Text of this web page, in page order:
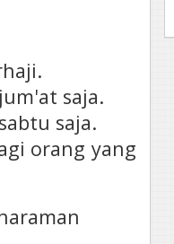
saja.
saja.
orang yang